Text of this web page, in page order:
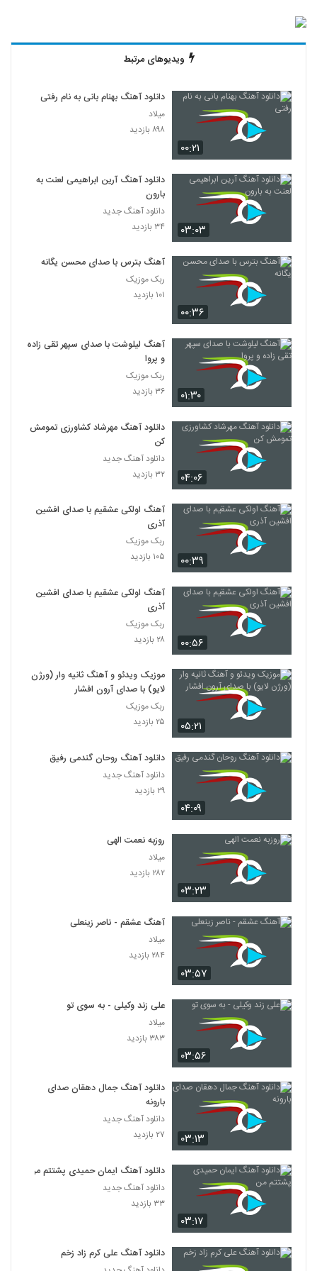
ویدیوهای مرتبط
۰۰:۲۱
دانلود آهنگ بهنام بانی به نام رفتی
میلاد
۸۹۸ بازدید
۰۳:۰۳
دانلود آهنگ آرین ابراهیمی لعنت به
بارون
دانلود آهنگ جدید
۳۴ بازدید
۰۰:۳۶
آهنگ بترس با صدای محسن یگانه
ربک موزیک
۱۰۱ بازدید
۰۱:۳۰
آهنگ لیلوشت با صدای سپهر تقی زاده
و پروا
ربک موزیک
۳۶ بازدید
۰۴:۰۶
دانلود آهنگ مهرشاد کشاورزی تمومش
کن
دانلود آهنگ جدید
۳۲ بازدید
۰۰:۳۹
آهنگ اولکی عشقیم با صدای افشین
آذری
ربک موزیک
۱۰۵ بازدید
۰۰:۵۶
آهنگ اولکی عشقیم با صدای افشین
آذری
ربک موزیک
۲۸ بازدید
۰۵:۲۱
موزیک ویدئو و آهنگ ثانیه وار (ورژن
لایو) با صدای آرون افشار
ربک موزیک
۲۵ بازدید
۰۴:۰۹
دانلود آهنگ روحان گندمی رفیق
دانلود آهنگ جدید
۲۹ بازدید
۰۳:۲۳
روزبه نعمت الهی
میلاد
۲۸۲ بازدید
۰۳:۵۷
آهنگ عشقم - ناصر زینعلی
میلاد
۲۸۴ بازدید
۰۳:۵۶
علی زند وکیلی - به سوی تو
میلاد
۳۸۳ بازدید
۰۳:۱۳
دانلود آهنگ جمال دهقان صدای
بارونه
دانلود آهنگ جدید
۲۷ بازدید
۰۳:۱۷
دانلود آهنگ ایمان حمیدی پشتتم من
دانلود آهنگ جدید
۳۳ بازدید
دانلود آهنگ علی کرم زاد زخم